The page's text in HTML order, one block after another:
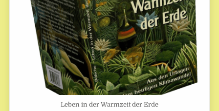
Leben in der Warmzeit der Erde